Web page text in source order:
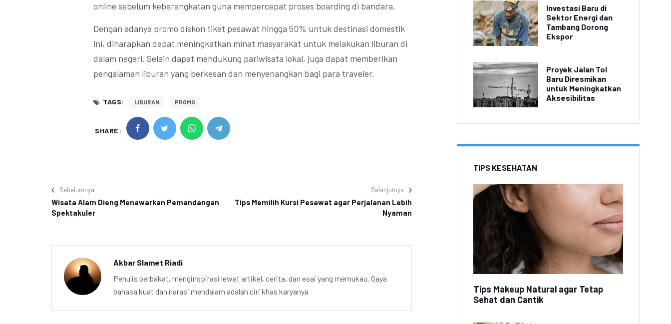
online sebelum keberangkatan guna mempercepat proses boarding di bandara.
Dengan adanya promo diskon tiket pesawat hingga 50% untuk destinasi domestik
ini, diharapkan dapat meningkatkan minat masyarakat untuk melakukan liburan di
dalam negeri. Selain dapat mendukung pariwisata lokal, juga dapat memberikan
pengalaman liburan yang berkesan dan menyenangkan bagi para traveler.
TAGS: LIBURAN PROMO
SHARE :
Sebelumnya
Wisata Alam Dieng Menawarkan Pemandangan
Spektakuler
Selanjutnya
Tips Memilih Kursi Pesawat agar Perjalanan Lebih
Nyaman
Akbar Slamet Riadi
Penulis berbakat, menginspirasi lewat artikel, cerita, dan esai yang memukau. Gaya
bahasa kuat dan narasi mendalam adalah ciri khas karyanya
Investasi Baru di
Sektor Energi dan
Tambang Dorong
Ekspor
Proyek Jalan Tol
Baru Diresmikan
untuk Meningkatkan
Aksesibilitas
TIPS KESEHATAN
Tips Makeup Natural agar Tetap
Sehat dan Cantik